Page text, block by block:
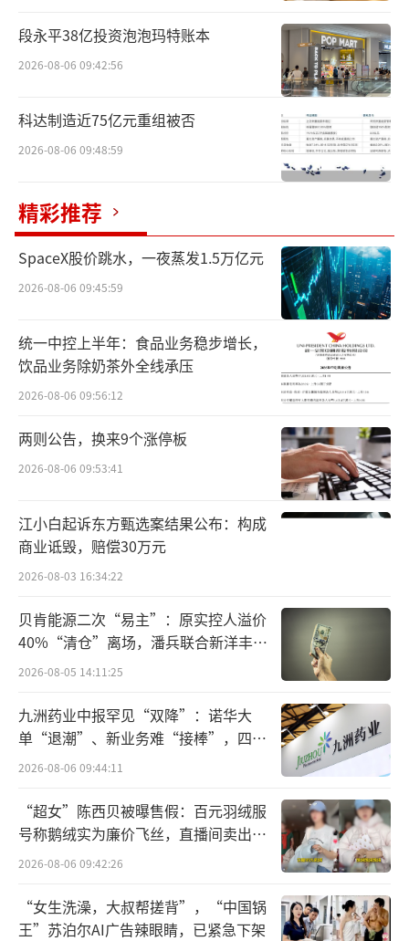
智界、问界均都是鸿蒙智行旗下热门汽车
品牌。其中，奇瑞汽车股份有限公司2020年就
已注册通过“智界”商标，而赛力斯汽车有限
公司也持有多枚“问界”相关商标，国际分类
令围观网友好奇的是，一场非汽车企业发
布会上为何会出现智界、问界相关字眼。官方
推文显示，重庆宗申车辆在7月8日举行2025年
中新品发布会，全品类128款新品及核心配件同
参与发布会的宗申工作人员告诉蓝鲸记
者，现场发布的休闲三轮车就只有一款，即图
片中展示的“宗申智客S1”，其他展示均为产
品车型规划。他认为，所谓“碰瓷”有些断章
取义。未上市规划的产品，名称只是个代号，
调整。
段永平38亿投资泡泡玛特账本
2026-08-06 09:42:56
科达制造近75亿元重组被否
2026-08-06 09:48:59
精彩推荐
SpaceX股价跳水，一夜蒸发1.5万亿元
2026-08-06 09:45:59
统一中控上半年：食品业务稳步增长，
饮品业务除奶茶外全线承压
2026-08-06 09:56:12
两则公告，换来9个涨停板
2026-08-06 09:53:41
江小白起诉东方甄选案结果公布：构成
商业诋毁，赔偿30万元
2026-08-03 16:34:22
贝肯能源二次“易主”：原实控人溢价
40%“清仓”离场，潘兵联合新洋丰、
宏科百世拟入主
2026-08-05 14:11:25
九洲药业中报罕见“双降”：诺华大
单“退潮”、新业务难“接棒”，四大
难关待闯
2026-08-06 09:44:11
“超女”陈西贝被曝售假：百元羽绒服
号称鹅绒实为廉价飞丝，直播间卖出超
百万元
2026-08-06 09:42:26
“女生洗澡，大叔帮搓背”，“中国锅
王”苏泊尔AI广告辣眼睛，已紧急下架